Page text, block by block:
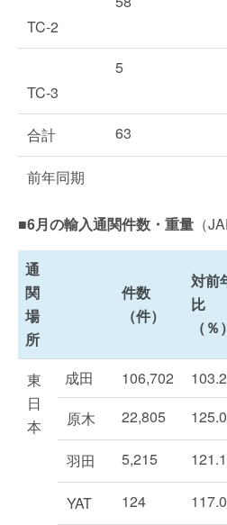
TC-2
TC-3
5
合計 63
前年同期
■6月の輸入通関件数・重量 （
通
関
場
所
件数
（件）
対前
比
（％）
東
日
本
成田 106,702 103.2
原木
22,805 125.0
羽田 5,215 121.1
YAT 124 117.0